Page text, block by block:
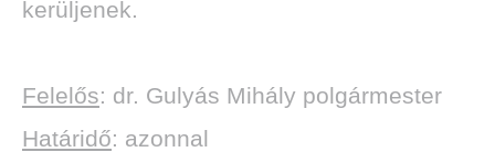
kerüljenek.
Felelős: dr. Gulyás Mihály polgármester
Határidő: azonnal